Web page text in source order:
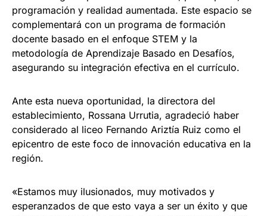
programación y realidad aumentada. Este espacio se
complementará con un programa de formación
docente basado en el enfoque STEM y la
metodología de Aprendizaje Basado en Desafíos,
asegurando su integración efectiva en el currículo.
Ante esta nueva oportunidad, la directora del
establecimiento, Rossana Urrutia, agradeció haber
considerado al liceo Fernando Ariztía Ruiz como el
epicentro de este foco de innovación educativa en la
región.
«Estamos muy ilusionados, muy motivados y
esperanzados de que esto vaya a ser un éxito y que